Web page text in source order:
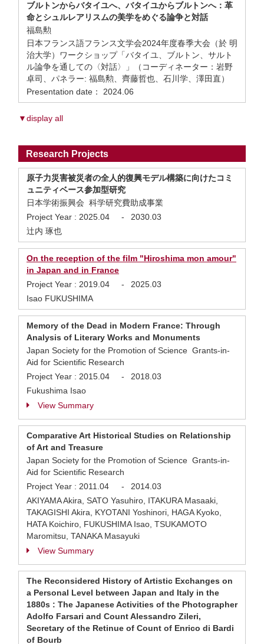
ブルトンからバタイユへ、バタイユからブルトンへ：革
命とシュルレアリスムの美学をめぐる論争と対話
福島勲
日本フランス語フランス文学会2024年度春季大会（於 明
治大学）ワークショップ「バタイユ、ブルトン、サルト
ル論争を通しての〈対話〉」（コーディネーター：岩野
卓司、パネラー: 福島勲、齊藤哲也、石川学、澤田直）
Presentation date： 2024.06
▼display all
Research Projects
原子力災害被災者の全人的復興モデル構築に向けたコミ
ュニティベース参加型研究
日本学術振興会 科学研究費助成事業
Project Year : 2025.04 -
2030.03
辻内 琢也
On the reception of the film "Hiroshima mon amour"
in Japan and in France
Project Year : 2019.04 -
2025.03
Isao FUKUSHIMA
Memory of the Dead in Modern France: Through
Analysis of Literary Works and Monuments
Japan Society for the Promotion of Science Grants-in-
Aid for Scientific Research
Project Year : 2015.04 -
2018.03
Fukushima Isao
View Summary
Comparative Art Historical Studies on Relationship
of Art and Treasure
Japan Society for the Promotion of Science Grants-in-
Aid for Scientific Research
Project Year : 2011.04 -
2014.03
AKIYAMA Akira, SATO Yasuhiro, ITAKURA Masaaki,
TAKAGISHI Akira, KYOTANI Yoshinori, HAGA Kyoko,
HATA Koichiro, FUKUSHIMA Isao, TSUKAMOTO
Maromitsu, TANAKA Masayuki
View Summary
The Reconsidered History of Artistic Exchanges on
a Personal Level between Japan and Italy in the
1880s : The Japanese Activities of the Photographer
Adolfo Farsari and Count Alessandro Zileri,
Secretary of the Retinue of Count of Enrico di Bardi
of Bourb